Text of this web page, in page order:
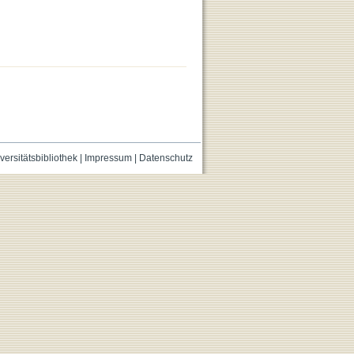
| Impressum| Datenschutz